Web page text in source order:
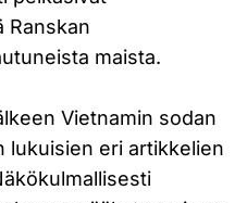
Ranskan
maista.
Vietnamin sodan
lukuisien eri artikkelien